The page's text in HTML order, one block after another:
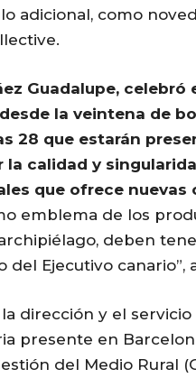
adicional, como
Guadalupe, celebró
la veintena de
28 que estarán
calidad y
que ofrece
emblema de los
deben
Ejecutivo canario”,
dirección y el
presente en
del Medio Rural